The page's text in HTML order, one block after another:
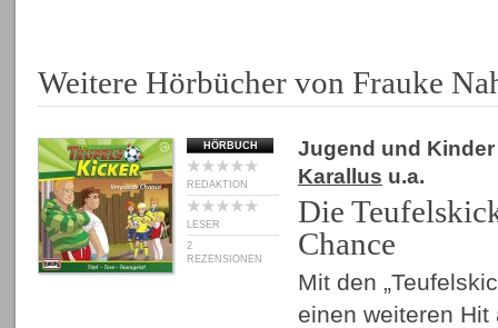
Weitere Hörbücher von Frauke
HÖRBUCH
REDAKTION
LESER
2
REZENSIONEN
Jugend und Kinder
Karallus u.a.
Die
Chance
Mit den
einen weiteren